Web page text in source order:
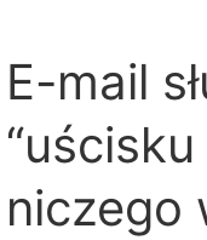
E-mail
“uścisku
niczego